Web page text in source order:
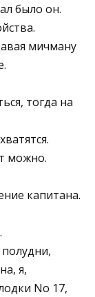
было он.
мичману
тогда на
можно.
капитана.
я,
No 17,